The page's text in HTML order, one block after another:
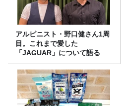
アルピニスト・野口健さん1周
目。これまで愛した
「JAGUAR」について語る